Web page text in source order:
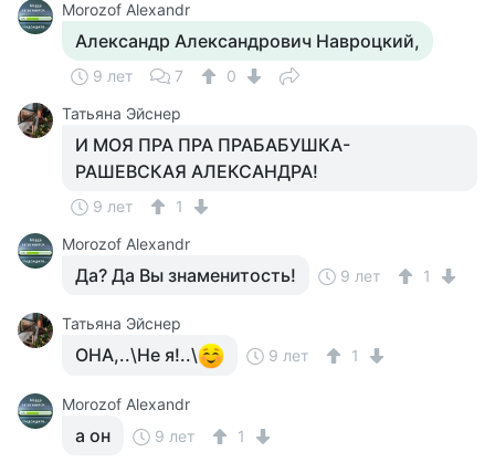
Morozof Alexandr
Александр Александрович Навроцкий,
9 лет 7
0
Татьяна Эйснер
И МОЯ ПРА ПРА ПРАБАБУШКА-
РАШЕВСКАЯ АЛЕКСАНДРА!
9 лет
1
Morozof Alexandr
Да? Да Вы знаменитость! 9 лет 1
Татьяна Эйснер
ОНА,..\Не я!..\ 9 лет 1
Morozof Alexandr
а он 9 лет 1